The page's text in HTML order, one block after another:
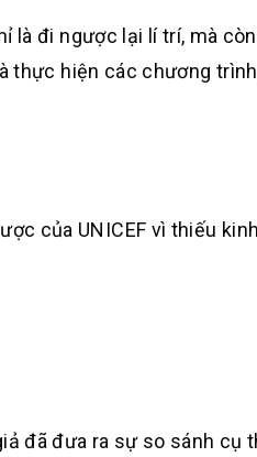
là đi ngược lại lí trí, mà
thực hiện các chương
của UNICEF vì thiếu
đã đưa ra sự so sánh cụ